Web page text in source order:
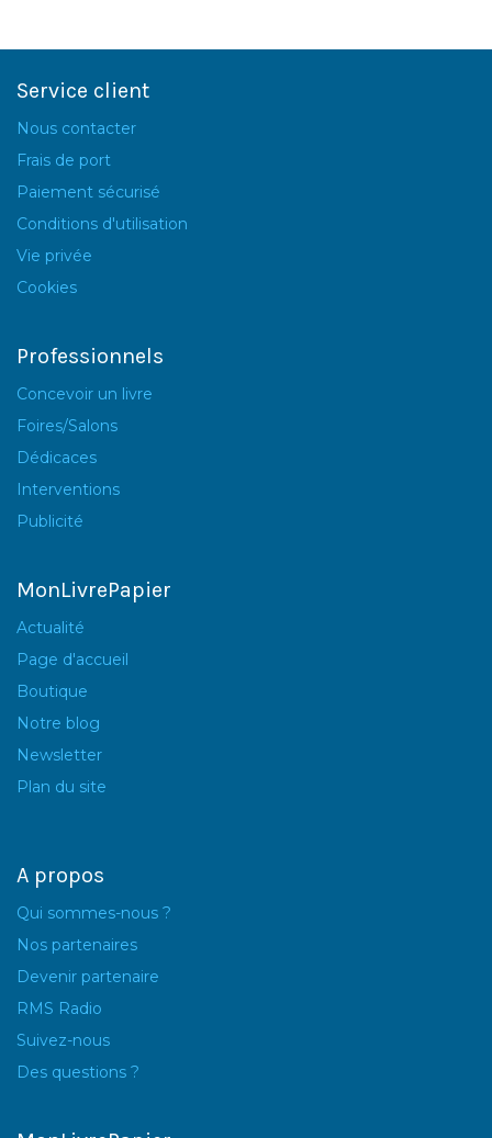
Service client
Nous contacter
Frais de port
Paiement sécurisé
Conditions d'utilisation
Vie privée
Cookies
Professionnels
Concevoir un livre
Foires/Salons
Dédicaces
Interventions
Publicité
MonLivrePapier
Actualité
Page d'accueil
Boutique
Notre blog
Newsletter
Plan du site
A propos
Qui sommes-nous ?
Nos partenaires
Devenir partenaire
RMS Radio
Suivez-nous
Des questions ?